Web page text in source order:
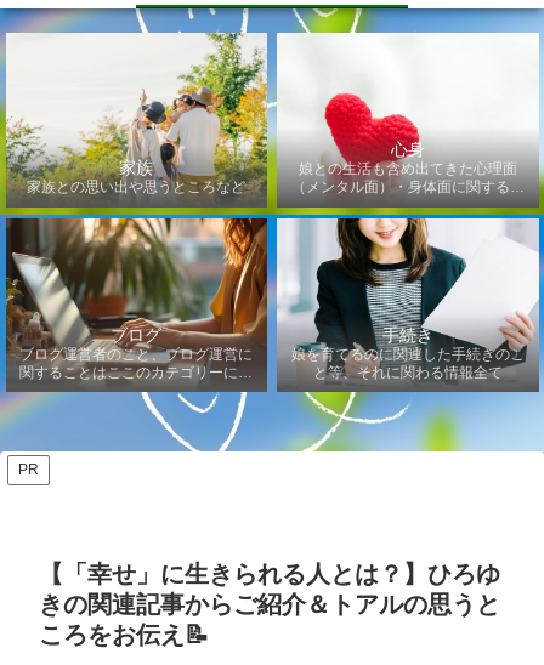
家族
家族との思い出や思うところなど
心身
娘との生活も含め出てきた心理面
（メンタル面）・身体面に関するこ
となど
ブログ
ブログ運営者のこと、ブログ運営に
関することはここのカテゴリーにな
ります
手続き
娘を育てるのに関連した手続きのこ
と等、それに関わる情報全て
PR
【「幸せ」に生きられる人とは？】ひろゆ
きの関連記事からご紹介＆トアルの思うと
ころをお伝え📝